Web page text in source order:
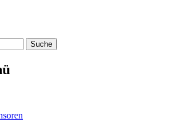
jungen Menschen mit
und